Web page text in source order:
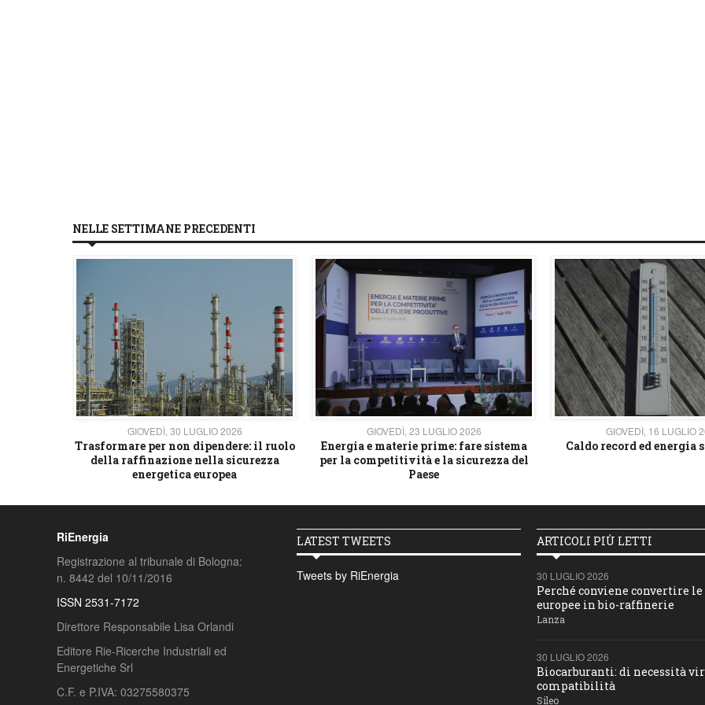
NELLE SETTIMANE PRECEDENTI
GIOVEDÌ, 30 LUGLIO 2026
Trasformare per non dipendere: il ruolo
della raffinazione nella sicurezza
energetica europea
GIOVEDÌ, 23 LUGLIO 2026
Energia e materie prime: fare sistema
per la competitività e la sicurezza del
Paese
GIOVEDÌ, 16 LUGLIO
Caldo record ed energia
RiEnergia
Registrazione al tribunale di Bologna:
n. 8442 del 10/11/2016
ISSN 2531-7172
Direttore Responsabile Lisa Orlandi
Editore Rie-Ricerche Industriali ed
Energetiche Srl
C.F. e P.IVA: 03275580375
LATEST TWEETS
Tweets by RiEnergia
ARTICOLI PIÙ LETTI
30 LUGLIO 2026
Perché conviene convertire
europee in bio-raffinerie
Lanza
30 LUGLIO 2026
Biocarburanti: di necessità
compatibilità
Sileo